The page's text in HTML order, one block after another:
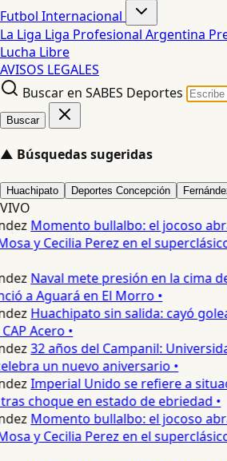
Futbol Internacional
La Liga Liga Profesional Argentina
Lucha Libre
AVISOS LEGALES
Buscar en SABES Deportes
Buscar
▲ Búsquedas sugeridas
Huachipato Deportes Concepción
VIVO
Momento bullalbo: el jocoso
y Cecilia Perez en el superclásico
Naval mete presión en la cima de
a Aguará en El Morro •
Huachipato sin salida: cayó
Acero •
32 años del Campanil:
un nuevo aniversario •
Imperial Unido se refiere a
choque en estado de ebriedad •
Momento bullalbo: el jocoso
y Cecilia Perez en el superclásico